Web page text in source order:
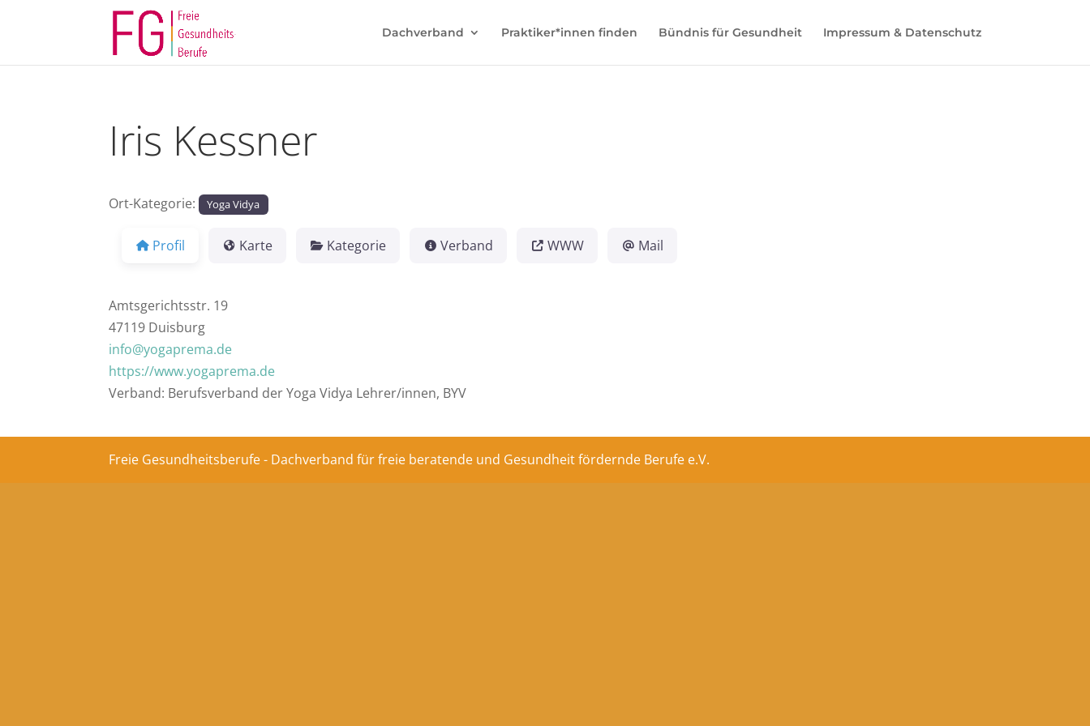
Dachverband Praktiker*innen finden Bündnis für Gesundheit Impressum & Datenschutz
Iris Kessner
Ort-Kategorie: Yoga Vidya
Profil Karte Kategorie Verband WWW Mail
Amtsgerichtsstr. 19
47119 Duisburg
info@yogaprema.de
https://www.yogaprema.de
Verband: Berufsverband der Yoga Vidya Lehrer/innen, BYV
Freie Gesundheitsberufe - Dachverband für freie beratende und Gesundheit fördernde Berufe e.V.